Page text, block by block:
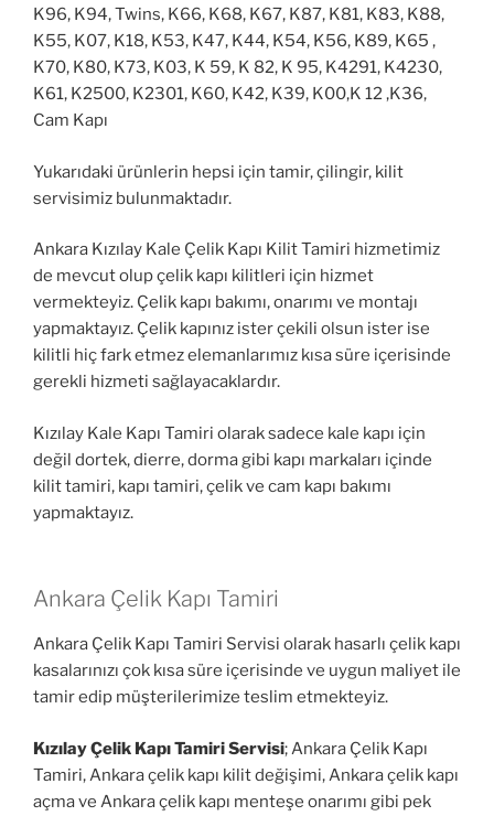
K96, K94, Twins, K66, K68, K67, K87, K81, K83, K88,
K55, K07, K18, K53, K47, K44, K54, K56, K89, K65 ,
K70, K80, K73, K03, K 59, K 82, K 95, K4291, K4230,
K61, K2500, K2301, K60, K42, K39, K00,K 12 ,K36,
Cam Kapı
Yukarıdaki ürünlerin hepsi için tamir, çilingir, kilit
servisimiz bulunmaktadır.
Ankara Kızılay Kale Çelik Kapı Kilit Tamiri hizmetimiz
de mevcut olup çelik kapı kilitleri için hizmet
vermekteyiz. Çelik kapı bakımı, onarımı ve montajı
yapmaktayız. Çelik kapınız ister çekili olsun ister ise
kilitli hiç fark etmez elemanlarımız kısa süre içerisinde
gerekli hizmeti sağlayacaklardır.
Kızılay Kale Kapı Tamiri olarak sadece kale kapı için
değil dortek, dierre, dorma gibi kapı markaları içinde
kilit tamiri, kapı tamiri, çelik ve cam kapı bakımı
yapmaktayız.
Ankara Çelik Kapı Tamiri
Ankara Çelik Kapı Tamiri Servisi olarak hasarlı çelik kapı
kasalarınızı çok kısa süre içerisinde ve uygun maliyet ile
tamir edip müşterilerimize teslim etmekteyiz.
Kızılay Çelik Kapı Tamiri Servisi; Ankara Çelik Kapı
Tamiri, Ankara çelik kapı kilit değişimi, Ankara çelik kapı
açma ve Ankara çelik kapı menteşe onarımı gibi pek